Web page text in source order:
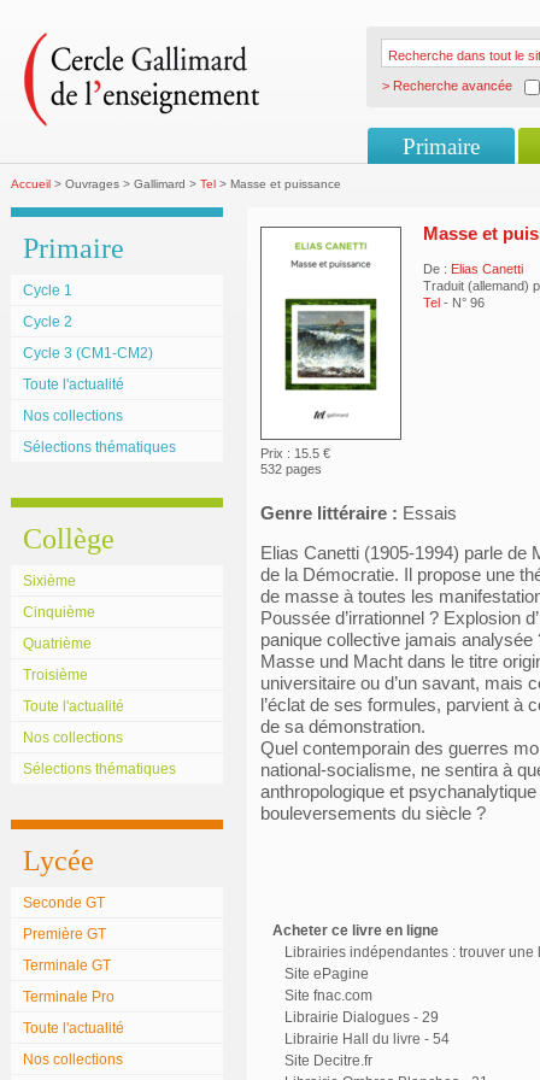
> Recherche avancée
Primaire
Accueil > Ouvrages > Gallimard > Tel > Masse et puissance
Primaire
Cycle 1
Cycle 2
Cycle 3 (CM1-CM2)
Toute l'actualité
Nos collections
Sélections thématiques
Collège
Sixième
Cinquième
Quatrième
Troisième
Toute l'actualité
Nos collections
Sélections thématiques
Lycée
Seconde GT
Première GT
Terminale GT
Terminale Pro
Toute l'actualité
Nos collections
Prix : 15.5 €
532 pages
Masse et
De : Elias Canetti
Traduit (allemand)
Tel - N° 96
Genre littéraire : Essais
Elias Canetti (1905-1994) parle de
de la Démocratie. Il propose une
de masse à toutes les
Poussée d’irrationnel ? Explosion
panique collective jamais
Masse und Macht dans le titre
universitaire ou d’un savant, mais
l’éclat de ses formules, parvient à
de sa démonstration.
Quel contemporain des guerres
national-socialisme, ne sentira à
anthropologique et
bouleversements du siècle ?
Acheter ce livre en ligne
Librairies indépendantes : trouver une
Site ePagine
Site fnac.com
Librairie Dialogues - 29
Librairie Hall du livre - 54
Site Decitre.fr